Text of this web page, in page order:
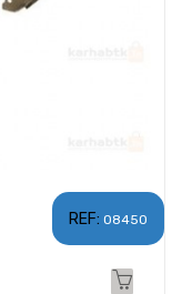
REF: 08450